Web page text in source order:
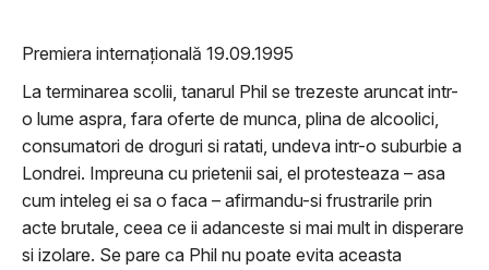
Premiera internațională 19.09.1995
La terminarea scolii, tanarul Phil se trezeste aruncat intr-
o lume aspra, fara oferte de munca, plina de alcoolici,
consumatori de droguri si ratati, undeva intr-o suburbie a
Londrei. Impreuna cu prietenii sai, el protesteaza – asa
cum inteleg ei sa o faca – afirmandu-si frustrarile prin
acte brutale, ceea ce ii adanceste si mai mult in disperare
si izolare. Se pare ca Phil nu poate evita aceasta